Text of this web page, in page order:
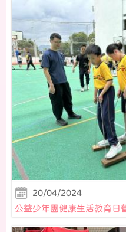
20/04/2024
公益少年團健康生活教育日